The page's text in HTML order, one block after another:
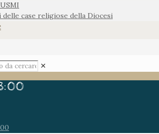
delle case religiose della Diocesi
✕